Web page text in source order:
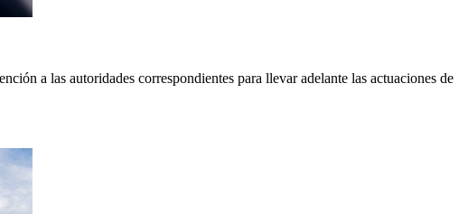
a las autoridades correspondientes para llevar adelante las actuaciones de